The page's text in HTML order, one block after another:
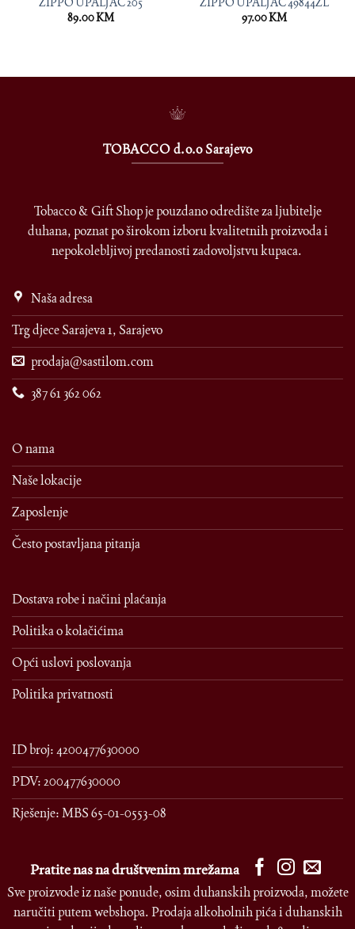
89.00KM
97.00KM
TOBACCO d.o.o Sarajevo
Tobacco & Gift Shop je pouzdano odredište za ljubitelje
duhana, poznat po širokom izboru kvalitetnih proizvoda i
nepokolebljivoj predanosti zadovoljstvu kupaca.
Naša adresa
Trg djece Sarajeva 1, Sarajevo
prodaja@sastilom.com
387 61 362 062
O nama
Naše lokacije
Zaposlenje
Često postavljana pitanja
Dostava robe i načini plaćanja
Politika o kolačićima
Opći uslovi poslovanja
Politika privatnosti
ID broj: 4200477630000
PDV: 200477630000
Rješenje: MBS 65-01-0553-08
Pratite nas na društvenim mrežama
Sve proizvode iz naše ponude, osim duhanskih proizvoda, možete
naručiti putem webshopa. Prodaja alkoholnih pića i duhanskih